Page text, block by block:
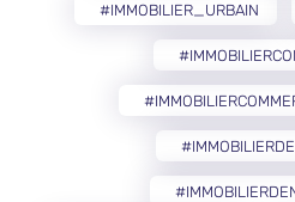
#IMMOBILIER_URBAIN